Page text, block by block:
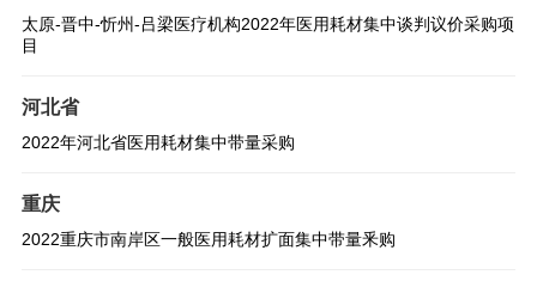
太原-晋中-忻州-吕梁医疗机构2022年医用耗材集中谈判议价采购项
目
河北省
2022年河北省医用耗材集中带量采购
重庆
2022重庆市南岸区一般医用耗材扩面集中带量釆购